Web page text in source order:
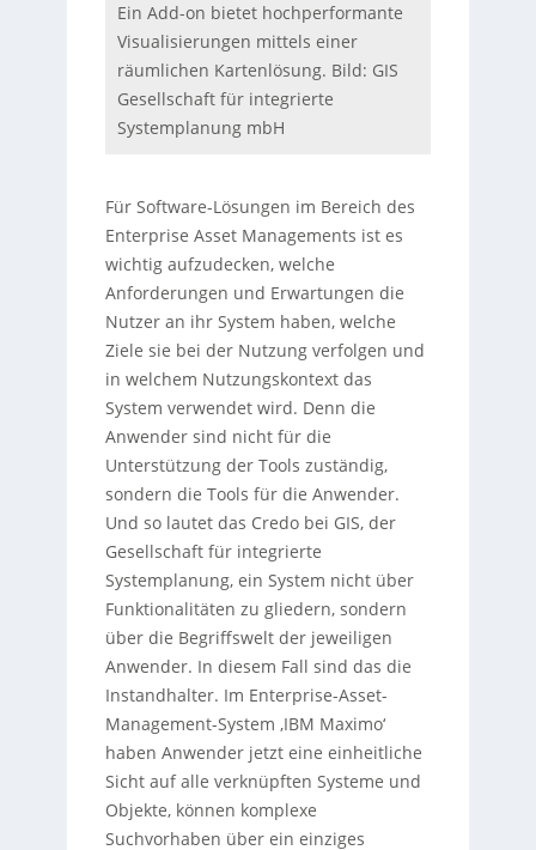
Ein Add-on bietet hochperformante
Visualisierungen mittels einer
räumlichen Kartenlösung. Bild: GIS
Gesellschaft für integrierte
Systemplanung mbH
Für Software-Lösungen im Bereich des
Enterprise Asset Managements ist es
wichtig aufzudecken, welche
Anforderungen und Erwartungen die
Nutzer an ihr System haben, welche
Ziele sie bei der Nutzung verfolgen und
in welchem Nutzungskontext das
System verwendet wird. Denn die
Anwender sind nicht für die
Unterstützung der Tools zuständig,
sondern die Tools für die Anwender.
Und so lautet das Credo bei GIS, der
Gesellschaft für integrierte
Systemplanung, ein System nicht über
Funktionalitäten zu gliedern, sondern
über die Begriffswelt der jeweiligen
Anwender. In diesem Fall sind das die
Instandhalter. Im Enterprise-Asset-
Management-System ‚IBM Maximo‘
haben Anwender jetzt eine einheitliche
Sicht auf alle verknüpften Systeme und
Objekte, können komplexe
Suchvorhaben über ein einziges